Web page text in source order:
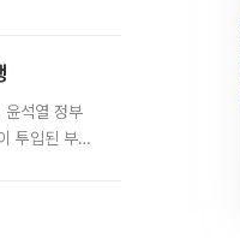
윤석열 정부
투입된 부산